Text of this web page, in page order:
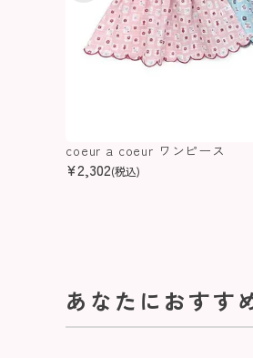
coeur a coeur ワンピース
¥2,302(税込)
あなたにおすす